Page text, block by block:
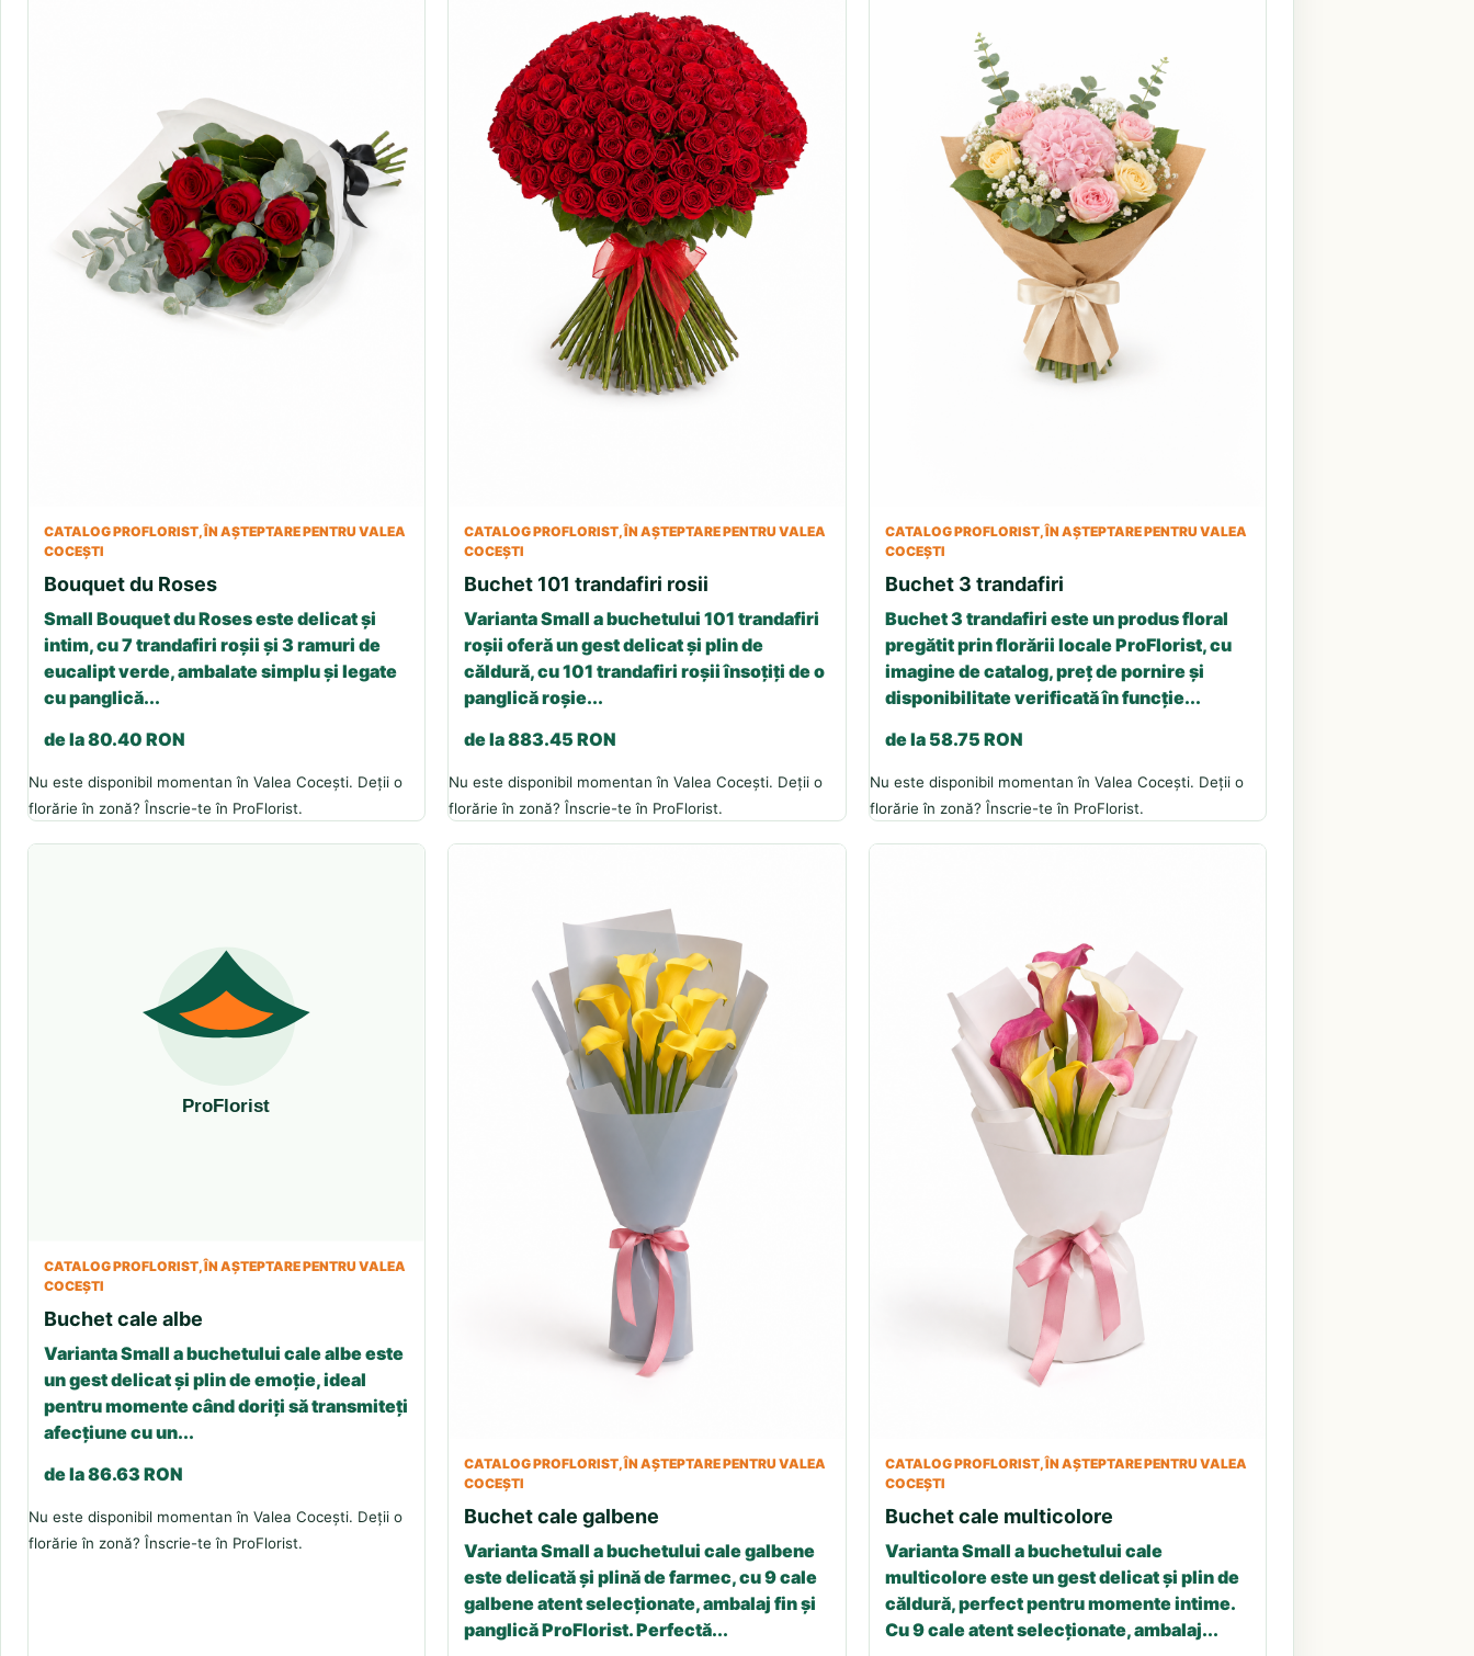
CATALOG PROFLORIST, ÎN AȘTEPTARE PENTRU VALEA
COCEȘTI
Bouquet du Roses
Small Bouquet du Roses este delicat și
intim, cu 7 trandafiri roșii și 3 ramuri de
eucalipt verde, ambalate simplu și legate
cu panglică...
de la 80.40 RON
Nu este disponibil momentan în Valea Cocești. Deții o
florărie în zonă? Înscrie-te în ProFlorist.
CATALOG PROFLORIST, ÎN AȘTEPTARE PENTRU VALEA
COCEȘTI
Buchet 101 trandafiri rosii
Varianta Small a buchetului 101 trandafiri
roșii oferă un gest delicat și plin de
căldură, cu 101 trandafiri roșii însoțiți de o
panglică roșie...
de la 883.45 RON
Nu este disponibil momentan în Valea Cocești. Deții o
florărie în zonă? Înscrie-te în ProFlorist.
CATALOG PROFLORIST, ÎN AȘTEPTARE PENTRU VALEA
COCEȘTI
Buchet 3 trandafiri
Buchet 3 trandafiri este un produs floral
pregătit prin florării locale ProFlorist, cu
imagine de catalog, preț de pornire și
disponibilitate verificată în funcție...
de la 58.75 RON
Nu este disponibil momentan în Valea Cocești. Deții o
florărie în zonă? Înscrie-te în ProFlorist.
CATALOG PROFLORIST, ÎN AȘTEPTARE PENTRU VALEA
COCEȘTI
Buchet cale albe
Varianta Small a buchetului cale albe este
un gest delicat și plin de emoție, ideal
pentru momente când doriți să transmiteți
afecțiune cu un...
de la 86.63 RON
Nu este disponibil momentan în Valea Cocești. Deții o
florărie în zonă? Înscrie-te în ProFlorist.
CATALOG PROFLORIST, ÎN AȘTEPTARE PENTRU VALEA
COCEȘTI
Buchet cale galbene
Varianta Small a buchetului cale galbene
este delicată și plină de farmec, cu 9 cale
galbene atent selecționate, ambalaj fin și
panglică ProFlorist. Perfectă...
CATALOG PROFLORIST, ÎN AȘTEPTARE PENTRU VALEA
COCEȘTI
Buchet cale multicolore
Varianta Small a buchetului cale
multicolore este un gest delicat și plin de
căldură, perfect pentru momente intime.
Cu 9 cale atent selecționate, ambalaj...